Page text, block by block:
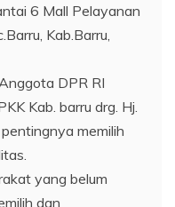
6 Mall Pelayanan
Kab.Barru,
DPR RI
Kab. barru drg. Hj.
memilih
yang belum
dan